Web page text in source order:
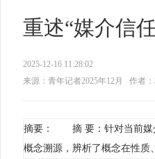
重述“媒介信
2025-12-16 11:28:02
来源：青年记者2025年12月
作者
摘要： 摘 要：针对当前媒
概念溯源，辨析了概念在性质